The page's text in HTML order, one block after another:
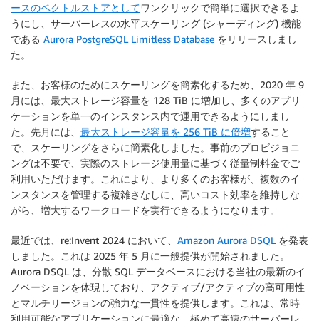
ースのベクトルストアとしてワンクリックで簡単に選択できるよ
うにし、サーバーレスの水平スケーリング (シャーディング) 機能
である Aurora PostgreSQL Limitless Database をリリースしまし
た。
また、お客様のためにスケーリングを簡素化するため、2020 年 9
月には、最大ストレージ容量を 128 TiB に増加し、多くのアプリ
ケーションを単一のインスタンス内で運用できるようにしまし
た。先月には、 最大ストレージ容量を 256 TiB に倍増すること
で、スケーリングをさらに簡素化しました。事前のプロビジョニ
ングは不要で、実際のストレージ使用量に基づく従量制料金でご
利用いただけます。これにより、より多くのお客様が、複数のイ
ンスタンスを管理する複雑さなしに、高いコスト効率を維持しな
がら、増大するワークロードを実行できるようになります。
最近では、re:Invent 2024 において、 Amazon Aurora DSQLを発表
しました。これは 2025 年 5 月に一般提供が開始されました。
Aurora DSQL は、分散 SQL データベースにおける当社の最新のイ
ノベーションを体現しており、アクティブ/アクティブの高可用性
とマルチリージョンの強力な一貫性を提供します。これは、常時